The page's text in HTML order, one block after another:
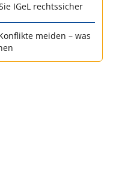
IGeL rechtssicher
meiden – was